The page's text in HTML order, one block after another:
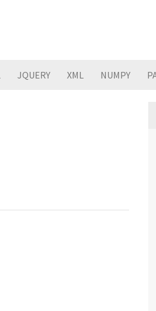
JQUERY XML NUMPY